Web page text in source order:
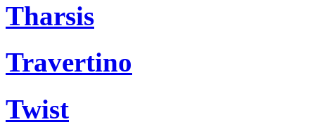
Tharsis
Travertino
Twist